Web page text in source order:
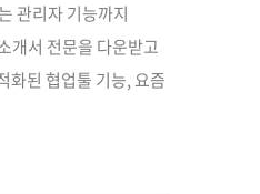
관리자 기능까지
개서 전문을 다운받고
화된 협업툴 기능, 요즘